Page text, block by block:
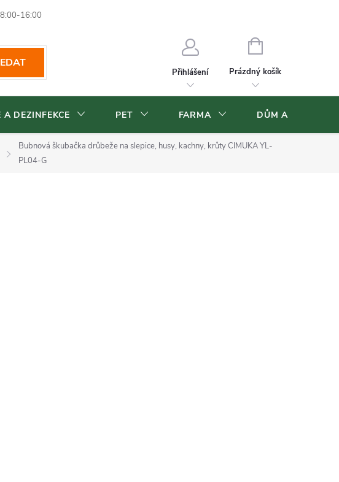
Blog
Přihlášení
NÁKUPNÍ
Prázdný košík
A DEZINFEKCE PET FARMA DŮM A ZAHRADA
Bubnová škubačka drůbeže na slepice, husy, kachny, krůty CIMUKA YL-
PL04-G